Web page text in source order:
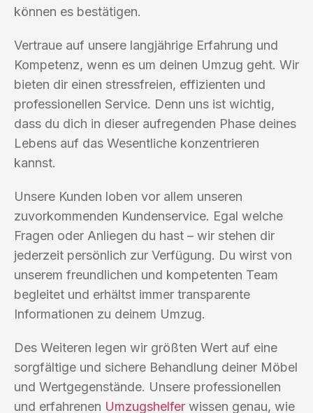
können es bestätigen.
Vertraue auf unsere langjährige Erfahrung und
Kompetenz, wenn es um deinen Umzug geht. Wir
bieten dir einen stressfreien, effizienten und
professionellen Service. Denn uns ist wichtig,
dass du dich in dieser aufregenden Phase deines
Lebens auf das Wesentliche konzentrieren
kannst.
Unsere Kunden loben vor allem unseren
zuvorkommenden Kundenservice. Egal welche
Fragen oder Anliegen du hast – wir stehen dir
jederzeit persönlich zur Verfügung. Du wirst von
unserem freundlichen und kompetenten Team
begleitet und erhältst immer transparente
Informationen zu deinem Umzug.
Des Weiteren legen wir größten Wert auf eine
sorgfältige und sichere Behandlung deiner Möbel
und Wertgegenstände. Unsere professionellen
und erfahrenen Umzugshelfer wissen genau, wie